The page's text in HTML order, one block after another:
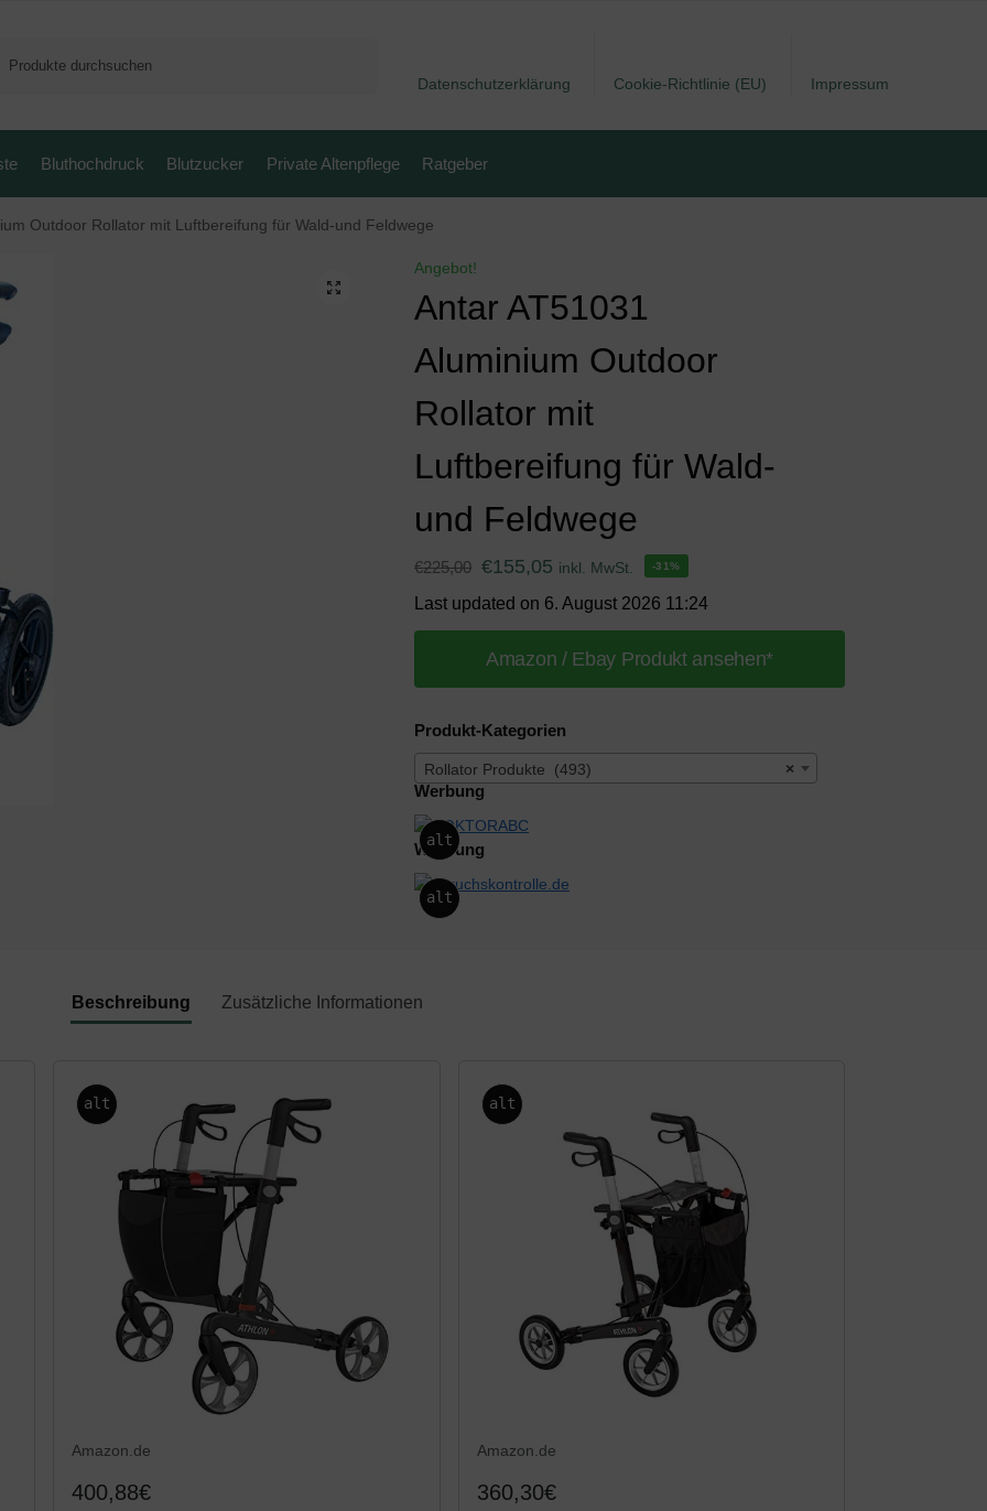
Datenschutzerklärung Cookie-Richtlinie (EU) Impressum
Bluthochdruck Blutzucker Private Altenpflege Ratgeber
Outdoor Rollator mit Luftbereifung für Wald-und Feldwege
Angebot!
Antar AT51031
Aluminium Outdoor
Rollator mit
Luftbereifung für Wald-
und Feldwege
€225,00 €155,05 inkl. MwSt. -31%
Last updated on 6. August 2026 11:24
Amazon / Ebay Produkt ansehen*
Produkt-Kategorien
×
Rollator Produkte (493)
Werbung
alt
Werbung
alt
Beschreibung Zusätzliche Informationen
alt
Amazon.de
400,88€
alt
Amazon.de
360,30€